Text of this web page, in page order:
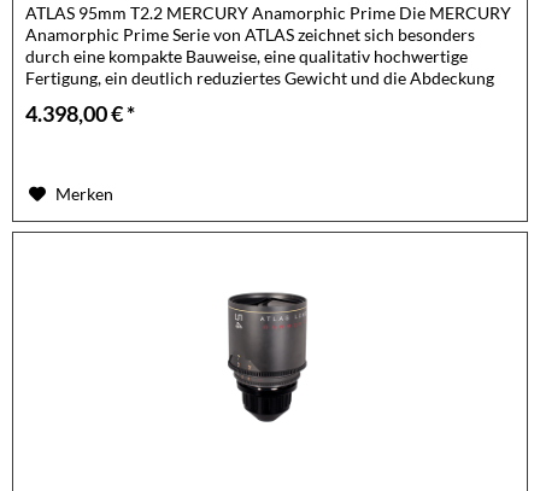
ATLAS 95mm T2.2 MERCURY Anamorphic Prime Die MERCURY
Anamorphic Prime Serie von ATLAS zeichnet sich besonders
durch eine kompakte Bauweise, eine qualitativ hochwertige
Fertigung, ein deutlich reduziertes Gewicht und die Abdeckung
4.398,00 € *
Merken